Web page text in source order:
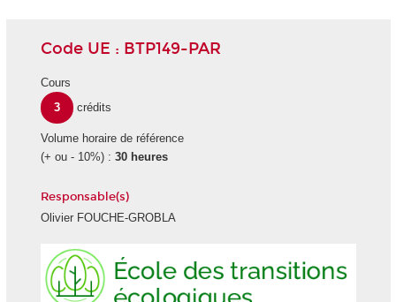
Code UE : BTP149-PAR
Cours
3
crédits
Volume horaire de référence
(+ ou - 10%) : 30 heures
Responsable(s)
Olivier FOUCHE-GROBLA